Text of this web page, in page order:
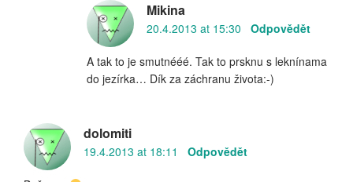
Mikina
20.4.2013 at 15:30 Odpovědět
A tak to je smutnééé. Tak to prsknu s leknínama
do jezírka… Dík za záchranu života:-)
dolomiti
19.4.2013 at 18:11 Odpovědět